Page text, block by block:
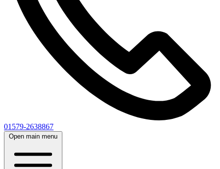
01579-2638867
Open main menu